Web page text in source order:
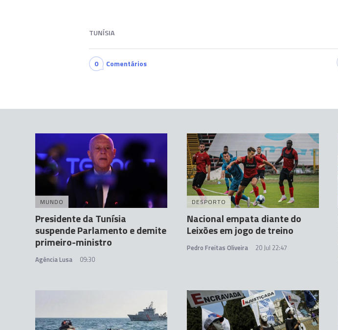
TUNÍSIA
0 Comentários
MUNDO
Presidente da Tunísia
suspende Parlamento e demite
primeiro-ministro
Agência Lusa 09:30
DESPORTO
Nacional empata diante do
Leixões em jogo de treino
Pedro Freitas Oliveira 20 Jul 22:47